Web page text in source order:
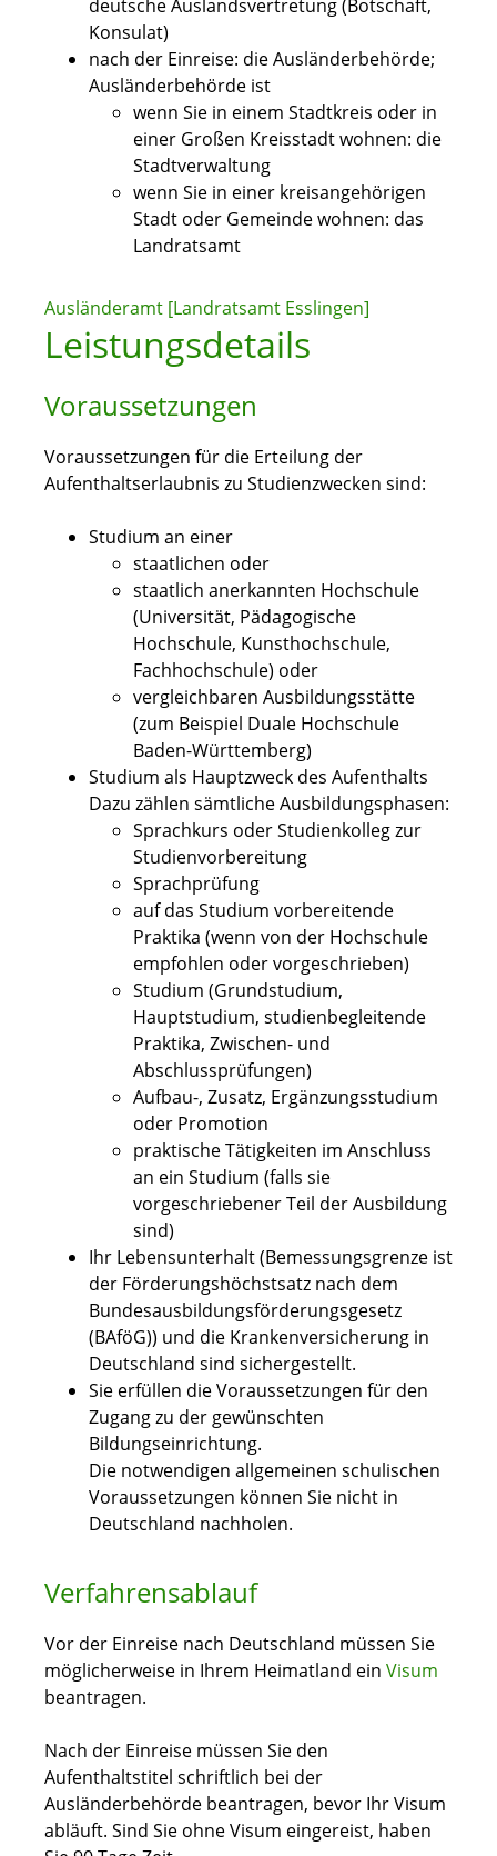
deutsche Auslandsvertretung (Botschaft,
Konsulat)
nach der Einreise: die Ausländerbehörde;
Ausländerbehörde ist
wenn Sie in einem Stadtkreis oder in
einer Großen Kreisstadt wohnen: die
Stadtverwaltung
wenn Sie in einer kreisangehörigen
Stadt oder Gemeinde wohnen: das
Landratsamt
Ausländeramt [Landratsamt Esslingen]
Leistungsdetails
Voraussetzungen
Voraussetzungen für die Erteilung der
Aufenthaltserlaubnis zu Studienzwecken sind:
Studium an einer
staatlichen oder
staatlich anerkannten Hochschule
(Universität, Pädagogische
Hochschule, Kunsthochschule,
Fachhochschule) oder
vergleichbaren Ausbildungsstätte
(zum Beispiel Duale Hochschule
Baden-Württemberg)
Studium als Hauptzweck des Aufenthalts
Dazu zählen sämtliche Ausbildungsphasen:
Sprachkurs oder Studienkolleg zur
Studienvorbereitung
Sprachprüfung
auf das Studium vorbereitende
Praktika (wenn von der Hochschule
empfohlen oder vorgeschrieben)
Studium (Grundstudium,
Hauptstudium, studienbegleitende
Praktika, Zwischen- und
Abschlussprüfungen)
Aufbau-, Zusatz, Ergänzungsstudium
oder Promotion
praktische Tätigkeiten im Anschluss
an ein Studium (falls sie
vorgeschriebener Teil der Ausbildung
sind)
Ihr Lebensunterhalt(Bemessungsgrenze ist
der Förderungshöchstsatz nach dem
Bundesausbildungsförderungsgesetz
(BAföG)) und die Krankenversicherung in
Deutschland sind sichergestellt.
Sie erfüllen die Voraussetzungen für den
Zugang zu der gewünschten
Bildungseinrichtung.
Die notwendigen allgemeinen schulischen
Voraussetzungen können Sie nicht in
Deutschland nachholen.
Verfahrensablauf
Vor der Einreise nach Deutschland müssen Sie
möglicherweise in Ihrem Heimatland ein Visum
beantragen.
Nach der Einreise müssen Sie den
Aufenthaltstitel schriftlich bei der
Ausländerbehörde beantragen, bevor Ihr Visum
abläuft. Sind Sie ohne Visum eingereist, haben